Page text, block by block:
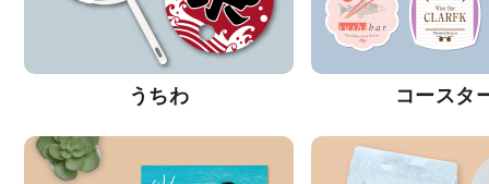
うちわ コースタ